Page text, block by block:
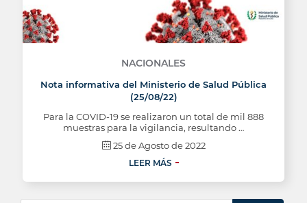
NACIONALES
Nota informativa del Ministerio de Salud Pública
(25/08/22)
Para la COVID-19 se realizaron un total de mil 888
muestras para la vigilancia, resultando …
25 de Agosto de 2022
LEER MÁS